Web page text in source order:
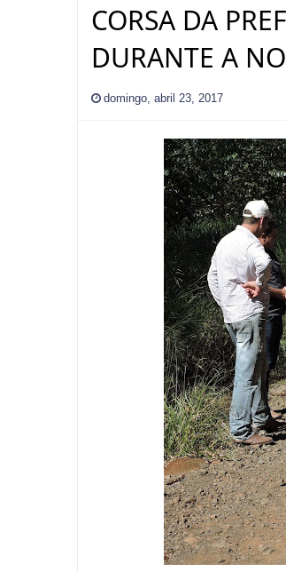
CORSA DA
DURANTE A
domingo, abril 23, 2017